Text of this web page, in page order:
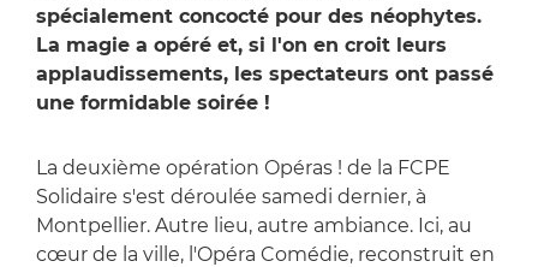
spécialement concocté pour des néophytes.
La magie a opéré et, si l'on en croit leurs
applaudissements, les spectateurs ont passé
une formidable soirée !
La deuxième opération Opéras ! de la FCPE
Solidaire s'est déroulée samedi dernier, à
Montpellier. Autre lieu, autre ambiance. Ici, au
cœur de la ville, l'Opéra Comédie, reconstruit en